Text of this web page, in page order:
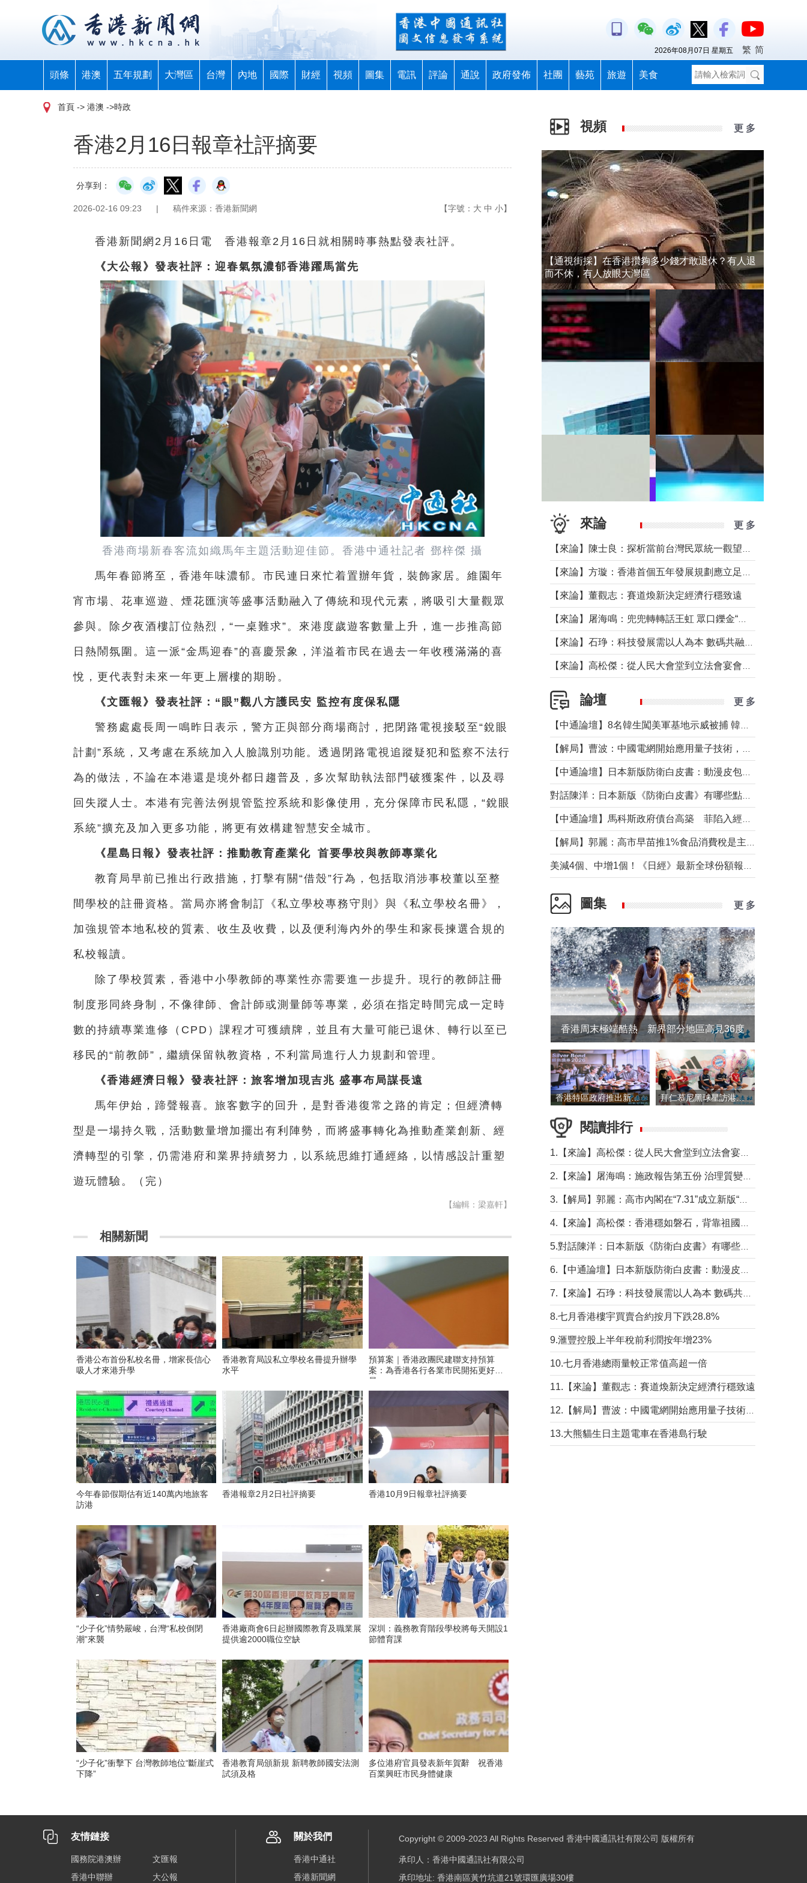
頭條 港澳 五年規劃 大灣區 台灣 內地 國際 財經 視頻 圖集 電訊 評論 通說 政府發佈 社團 藝苑 旅遊 美食
2026年08月07日 星期五 繁 简
首頁 -> 港澳 ->時政
香港2月16日報章社評摘要
分享到：
2026-02-16 09:23 | 稿件來源：香港新聞網 【字號： 大 中 小】
香港新聞網2月16日電 香港報章2月16日就相關時事熱點發表社評。
《大公報》發表社評：迎春氣氛濃郁香港躍馬當先
香港商場新春客流如織馬年主題活動迎佳節。香港中通社記者 鄧梓傑 攝
馬年春節將至，香港年味濃郁。市民連日來忙着置辦年貨，裝飾家居。維園年
宵市場、花車巡遊、煙花匯演等盛事活動融入了傳統和現代元素，將吸引大量觀眾
參與。除夕夜酒樓訂位熱烈，“一桌難求”。來港度歲遊客數量上升，進一步推高節
日熱鬧氛圍。這一派“金馬迎春”的喜慶景象，洋溢着市民在過去一年收穫滿滿的喜
悅，更代表對未來一年更上層樓的期盼。
《文匯報》發表社評：“眼”觀八方護民安 監控有度保私隱
警務處處長周一鳴昨日表示，警方正與部分商場商討，把閉路電視接駁至“銳眼
計劃”系統，又考慮在系統加入人臉識別功能。透過閉路電視追蹤疑犯和監察不法行
為的做法，不論在本港還是境外都日趨普及，多次幫助執法部門破獲案件，以及尋
回失蹤人士。本港有完善法例規管監控系統和影像使用，充分保障市民私隱，“銳眼
系統”擴充及加入更多功能，將更有效構建智慧安全城市。
《星島日報》發表社評：推動教育產業化 首要學校與教師專業化
教育局早前已推出行政措施，打擊有關“借殼”行為，包括取消涉事校董以至整
間學校的註冊資格。當局亦將會制訂《私立學校專務守則》與《私立學校名冊》，
加強規管本地私校的質素、收生及收費，以及便利海內外的學生和家長揀選合規的
私校報讀。
除了學校質素，香港中小學教師的專業性亦需要進一步提升。現行的教師註冊
制度形同終身制，不像律師、會計師或測量師等專業，必須在指定時間完成一定時
數的持續專業進修（CPD）課程才可獲續牌，並且有大量可能已退休、轉行以至已
移民的“前教師”，繼續保留執教資格，不利當局進行人力規劃和管理。
《香港經濟日報》發表社評：旅客增加現吉兆 盛事布局謀長遠
馬年伊始，蹄聲報喜。旅客數字的回升，是對香港復常之路的肯定；但經濟轉
型是一場持久戰，活動數量增加擺出有利陣勢，而將盛事轉化為推動產業創新、經
濟轉型的引擎，仍需港府和業界持續努力，以系統思維打通經絡，以情感設計重塑
遊玩體驗。（完）
【編輯：梁嘉軒】
相關新聞
香港公布首份私校名冊，增家長信心
吸人才來港升學
香港教育局設私立學校名冊提升辦學
水平
預算案｜香港政團民建聯支持預算
案：為香港各行各業市民開拓更好前
景
今年春節假期估有近140萬內地旅客
訪港
香港報章2月2日社評摘要 香港10月9日報章社評摘要
“少子化”情勢嚴峻，台灣“私校倒閉
潮”來襲
香港廠商會6日起辦國際教育及職業展
提供逾2000職位空缺
深圳：義務教育階段學校將每天開設1
節體育課
“少子化”衝擊下 台灣教師地位“斷崖式
下降”
香港教育局頒新規 新聘教師國安法測
試須及格
多位港府官員發表新年賀辭 祝香港
百業興旺市民身體健康
視頻 更 多
【通視街採】在香港攢夠多少錢才敢退休？有人退
而不休，有人放眼大灣區
來論 更 多
【來論】董觀志：賽道煥新決定經濟行穩致遠
論壇 更 多
圖集 更 多
香港周末極端酷熱 新界部分地區高見36度
香港特區政府推出新一批銀色債券 每手1萬元保底息4.25厘 拜仁慕尼黑球星訪港 與球迷近距離互動
閱讀排行
8.七月香港樓宇買賣合約按月下跌28.8%
9.滙豐控股上半年稅前利潤按年增23%
10.七月香港總雨量較正常值高超一倍
11.【來論】董觀志：賽道煥新決定經濟行穩致遠
13.大熊貓生日主題電車在香港島行駛
友情鏈接
國務院港澳辦
文匯報
香港中聯辦
大公報
關於我們
香港中通社
香港新聞網
Copyright © 2009-2023 All Rights Reserved 香港中國通訊社有限公司 版權所有
承印人：香港中國通訊社有限公司
承印地址: 香港南區黃竹坑道21號環匯廣場30樓